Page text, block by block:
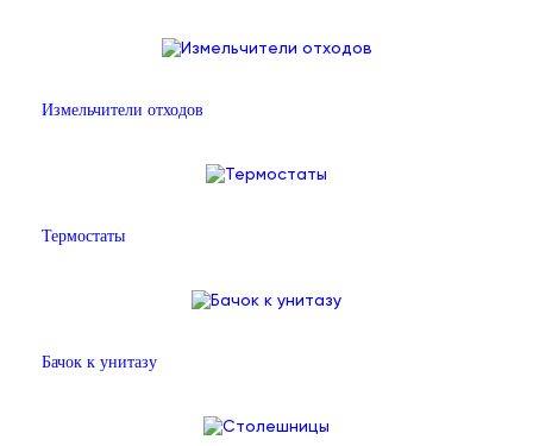
Измельчители отходов
Термостаты
Бачок к унитазу